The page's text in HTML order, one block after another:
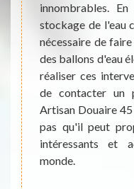
est
et
très
très
les
pas
a
innombrables.
stockage de l'eau
nécessaire de
des ballons d'eau
réaliser ces
de contacter un
Artisan Douaire
pas qu'il peut
intéressants et
monde.